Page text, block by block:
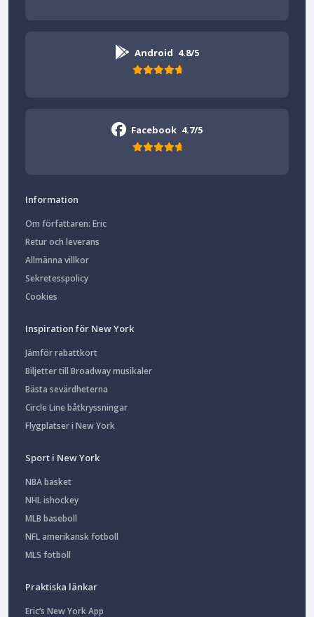
Android 4.8/5
Facebook 4.7/5
Information
Om författaren: Eric
Retur och leverans
Allmänna villkor
Sekretesspolicy
Cookies
Inspiration för New York
Jämför rabattkort
Biljetter till Broadway musikaler
Bästa sevärdheterna
Circle Line båtkryssningar
Flygplatser i New York
Sport i New York
NBA basket
NHL ishockey
MLB baseboll
NFL amerikansk fotboll
MLS fotboll
Praktiska länkar
Eric’s New York App